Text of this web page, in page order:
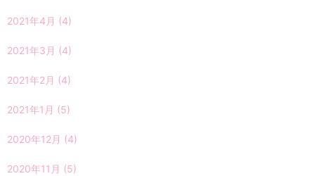
2021年4月 (4)
2021年3月 (4)
2021年2月 (4)
2021年1月 (5)
2020年12月 (4)
2020年11月 (5)